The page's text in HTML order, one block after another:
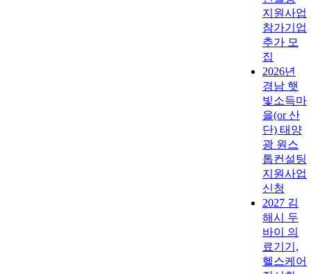
지원사업
참가기업
추가 모
집
2026년
경남 햇
빛소득마
을(or 산
단) 태양
광 원스
톱컨설팅
지원사업
신청
2027 김
해시 두
바이 의
료기기,
헬스케어